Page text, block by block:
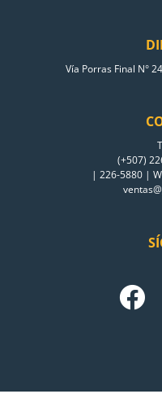
Vía Porras Final N°
(+507)
| 226-5880 |